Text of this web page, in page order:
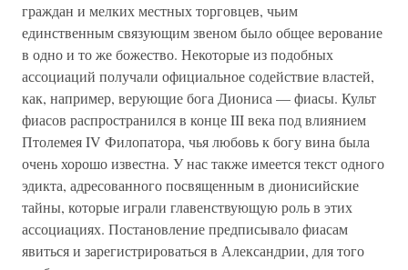
граждан и мелких местных торговцев, чьим
единственным связующим звеном было общее верование
в одно и то же божество. Некоторые из подобных
ассоциаций получали официальное содействие властей,
как, например, верующие бога Диониса — фиасы. Культ
фиасов распространился в конце III века под влиянием
Птолемея IV Филопатора, чья любовь к богу вина была
очень хорошо известна. У нас также имеется текст одного
эдикта, адресованного посвященным в дионисийские
тайны, которые играли главенствующую роль в этих
ассоциациях. Постановление предписывало фиасам
явиться и зарегистрироваться в Александрии, для того